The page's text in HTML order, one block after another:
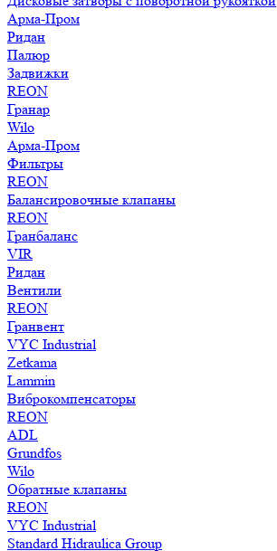
Арма-Пром
Ридан
Палюр
Задвижки
REON
Гранар
Wilo
Арма-Пром
Фильтры
REON
Балансировочные клапаны
REON
Гранбаланс
VIR
Ридан
Вентили
REON
Гранвент
VYC Industrial
Zetkama
Lammin
Виброкомпенсаторы
REON
ADL
Grundfos
Wilo
Обратные клапаны
REON
VYC Industrial
Standard Hidraulica Group